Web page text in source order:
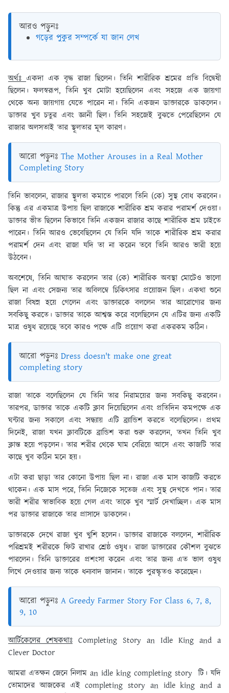
আরও পড়ুনঃ
গড়ের পুকুর সম্পর্কে যা জান লেখ
অর্থঃ একদা এক বৃদ্ধ রাজা ছিলেন। তিনি শারীরিক শ্রমের প্রতি বিদ্বেষী
ছিলেন। ফলস্বরূপ, তিনি খুব মোটা হয়েছিলেন এবং সহজে এক জায়গা
থেকে অন্য জায়গায় যেতে পারেন না। তিনি একজন ডাক্তারকে ডাকলেন।
ডাক্তার খুব চতুর এবং জ্ঞানী ছিল। তিনি সহজেই বুঝতে পেরেছিলেন যে
রাজার অলসতাই তার স্থূলতার মূল কারণ।
আরো পড়ুনঃ The Mother Arouses in a Real Mother
Completing Story
তিনি ভাবলেন, রাজার স্থূলতা কমাতে পারলে তিনি (কে) সুস্থ বোধ করবেন।
কিন্তু এর একমাত্র উপায় ছিল রাজাকে শারীরিক শ্রম করার পরামর্শ দেওয়া।
ডাক্তার ভীত ছিলেন কিভাবে তিনি একজন রাজার কাছে শারীরিক শ্রম চাইতে
পারেন। তিনি আরও ভেবেছিলেন যে তিনি যদি তাকে শারীরিক শ্রম করার
পরামর্শ দেন এবং রাজা যদি তা না করেন তবে তিনি আরও ভারী হয়ে
উঠবেন।
অবশেষে, তিনি আঘাত করলেন তার (কে) শারীরিক অবস্থা মোটেও ভালো
ছিল না এবং সেজন্য তার অবিলম্বে চিকিৎসার প্রয়োজন ছিল। একথা শুনে
রাজা বিষন্ন হয়ে গেলেন এবং ডাক্তারকে বললেন তার আরোগ্যের জন্য
সবকিছু করতে। ডাক্তার তাকে আশ্বস্ত করে বলেছিলেন যে এটির জন্য একটি
মাত্র ওষুধ রয়েছে তবে কারও পক্ষে এটি প্রয়োগ করা একরকম কঠিন।
আরো পড়ুনঃ Dress doesn't make one great
completing story
রাজা তাকে বলেছিলেন যে তিনি তার নিরাময়ের জন্য সবকিছু করবেন।
তারপর, ডাক্তার তাকে একটি ক্লাব দিয়েছিলেন এবং প্রতিদিন কমপক্ষে এক
ঘন্টার জন্য সকালে এবং সন্ধ্যায় এটি ব্র্যান্ডিশ করতে বলেছিলেন। প্রথম
দিনেই, রাজা যখন ক্লাবটিকে ব্রান্ডিশ করা শুরু করলেন, তখন তিনি খুব
ক্লান্ত হয়ে পড়লেন। তার শরীর থেকে ঘাম বেরিয়ে আসে এবং কাজটি তার
কাছে খুব কঠিন মনে হয়।
এটা করা ছাড়া তার কোনো উপায় ছিল না। রাজা এক মাস কাজটি করতে
থাকেন। এক মাস পরে, তিনি নিজেকে সতেজ এবং সুস্থ দেখতে পান। তার
ভারী শরীর স্বাভাবিক হয়ে গেল এবং তাকে খুব স্মার্ট দেখাচ্ছিল। এক মাস
পর ডাক্তার রাজাকে তার প্রাসাদে ডাকলেন।
ডাক্তারকে দেখে রাজা খুব খুশি হলেন। ডাক্তার রাজাকে বললেন, শারীরিক
পরিশ্রমই শরীরকে ফিট রাখার শ্রেষ্ঠ ওষুধ। রাজা ডাক্তারের কৌশল বুঝতে
পারলেন। তিনি ডাক্তারের প্রশংসা করেন এবং তার জন্য এত ভাল ওষুধ
লিখে দেওয়ার জন্য তাকে ধন্যবাদ জানান। তাকে পুরস্কৃতও করেছেন।
আরো পড়ুনঃ A Greedy Farmer Story For Class 6, 7, 8,
9, 10
আর্টিকেলের শেষকথাঃ Completing Story an Idle King and a
Clever Doctor
আমরা এতক্ষন জেনে নিলাম an idle king completing story টি। যদি
তোমাদের আজকের এই completing story an idle king and a